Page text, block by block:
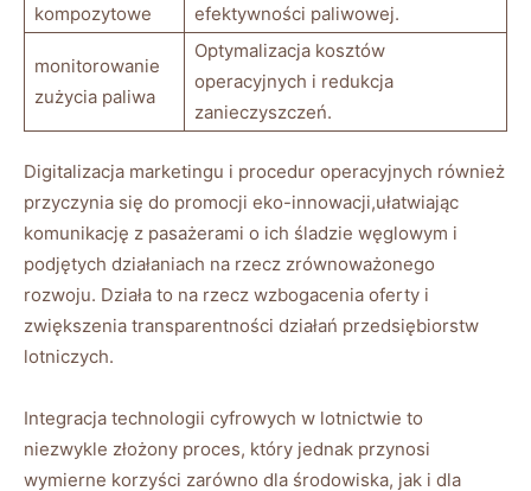
kompozytowe
efektywności paliwowej.
monitorowanie
zużycia paliwa
Optymalizacja kosztów
operacyjnych i redukcja
zanieczyszczeń.
Digitalizacja marketingu i procedur operacyjnych również
przyczynia się do promocji eko-innowacji,ułatwiając
komunikację z pasażerami o ich śladzie węglowym i
podjętych działaniach na rzecz zrównoważonego
rozwoju. Działa to na rzecz wzbogacenia oferty i
zwiększenia transparentności działań przedsiębiorstw
lotniczych.
Integracja technologii cyfrowych w lotnictwie to
niezwykle złożony proces, który jednak przynosi
wymierne korzyści zarówno dla środowiska, jak i dla